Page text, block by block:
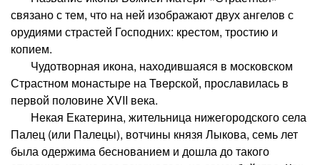
связано с тем, что на ней изображают двух ангелов с
орудиями страстей Господних: крестом, тростию и
копием.
Чудотворная икона, находившаяся в московском
Страстном монастыре на Тверской, прославилась в
первой половине XVII века.
Некая Екатерина, жительница нижегородского села
Палец (или Палецы), вотчины князя Лыкова, семь лет
была одержима беснованием и дошла до такого